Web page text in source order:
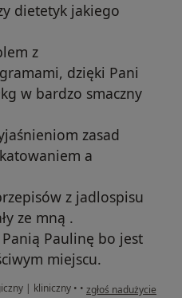
dietetyk jakiego
z
dzięki Pani
w bardzo smaczny
zasad
a
z jadlospisu
ze mną .
Panią Paulinę bo jest
miejscu.
| kliniczny • • w opinii użytkownika
zgłoś nadużycie